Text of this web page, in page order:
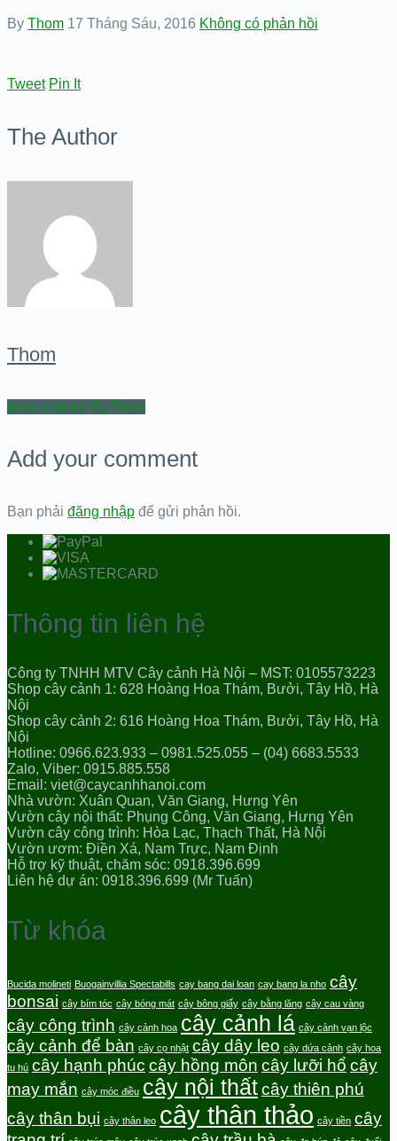
By Thom 17 Tháng Sáu, 2016 Không có phản hồi
Tweet Pin It
The Author
Thom
More Articles ByThom
Add your comment
Bạn phải đăng nhập để gửi phản hồi.
Thông tin liên hệ
Công ty TNHH MTV Cây cảnh Hà Nội – MST: 0105573223
Shop cây cảnh 1: 628 Hoàng Hoa Thám, Bưởi, Tây Hồ, Hà
Nội
Shop cây cảnh 2: 616 Hoàng Hoa Thám, Bưởi, Tây Hồ, Hà
Nội
Hotline: 0966.623.933 – 0981.525.055 – (04) 6683.5533
Zalo, Viber: 0915.885.558
Email: viet@caycanhhanoi.com
Nhà vườn: Xuân Quan, Văn Giang, Hưng Yên
Vườn cây nội thất: Phụng Công, Văn Giang, Hưng Yên
Vườn cây công trình: Hòa Lạc, Thạch Thất, Hà Nội
Vườn ươm: Điền Xá, Nam Trực, Nam Định
Hỗ trợ kỹ thuật, chăm sóc: 0918.396.699
Liên hệ dự án: 0918.396.699 (Mr Tuấn)
Từ khóa
Bucida molineti Buogainvillia Spectabills cay bang dai loan cay bang la nho cây
bonsai cây bím tóc cây bóng mát cây bông giấy cây bằng lăng cây cau vàng
cây công trình cây cảnh hoa cây cảnh lá cây cảnh vạn lộc
cây cảnh để bàn cây cọ nhật cây dây leo cây dứa cảnh cây hoa
tu hú cây hạnh phúc cây hồng môn cây lưỡi hổ cây
may mắn cây móc điều cây nội thấtcây thiên phú
cây thân bụi cây thân leo cây thân thảo cây tiền cây